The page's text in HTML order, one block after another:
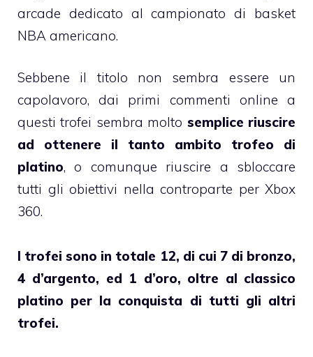
arcade dedicato al campionato di basket
NBA americano.
Sebbene il titolo non sembra essere un
capolavoro, dai primi commenti online a
questi trofei sembra molto semplice riuscire
ad ottenere il tanto ambito trofeo di
platino, o comunque riuscire a sbloccare
tutti gli obiettivi nella controparte per Xbox
360.
I trofei sono in totale 12, di cui 7 di bronzo,
4 d’argento, ed 1 d’oro, oltre al classico
platino per la conquista di tutti gli altri
trofei.